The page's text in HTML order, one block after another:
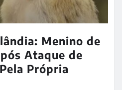
Menino de
Ataque de
Própria